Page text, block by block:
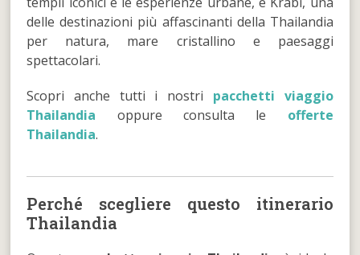
delle destinazioni più affascinanti della Thailandia
per natura, mare cristallino e paesaggi
spettacolari.
Scopri anche tutti i nostri pacchetti viaggio
Thailandia oppure consulta le offerte
Thailandia.
Perché scegliere questo itinerario
Thailandia